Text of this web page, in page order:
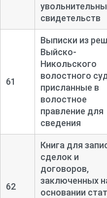
свидетельств
61
Выписки из
Выйско-
Никольского
волостного
присланные в
волостное
правление для
сведения
62
Книга для
сделок и
договоров,
заключенных
основании